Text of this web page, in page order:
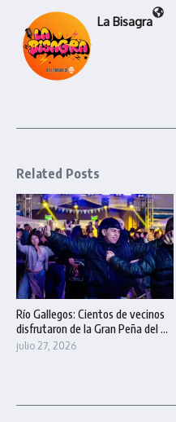
La Bisagra
Related Posts
Río Gallegos: Cientos de vecinos
disfrutaron de la Gran Peña del ...
julio 27, 2026